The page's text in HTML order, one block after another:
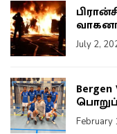
July 2,
February